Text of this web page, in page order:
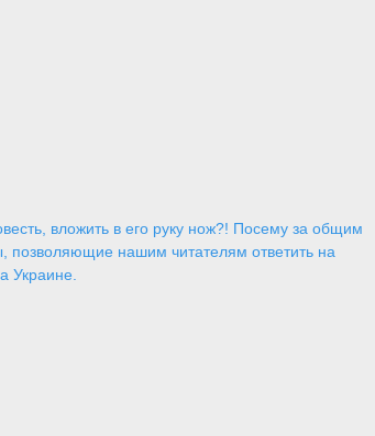
вложить в его руку нож?! Посему за общим
позволяющие нашим читателям ответить на
Украине.